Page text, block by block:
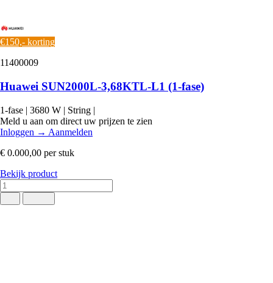
€150,- korting
11400009
Huawei SUN2000L-3,68KTL-L1 (1-fase)
1-fase | 3680 W | String |
Meld u aan om direct uw prijzen te zien
Inloggen → Aanmelden
€ 0.000,00 per stuk
Bekijk product